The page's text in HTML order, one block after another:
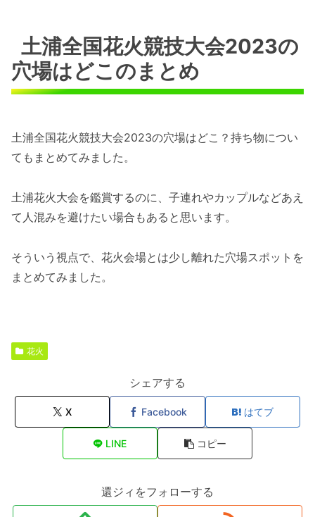
土浦全国花火競技大会2023の
穴場はどこのまとめ
土浦全国花火競技大会2023の穴場はどこ？持ち物につい
てもまとめてみました。
土浦花火大会を鑑賞するのに、子連れやカップルなどあえ
て人混みを避けたい場合もあると思います。
そういう視点で、花火会場とは少し離れた穴場スポットを
まとめてみました。
花火
シェアする
X Facebook はてブ
LINE コピー
還ジィをフォローする